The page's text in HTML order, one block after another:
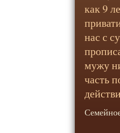
как 9
нас с
мужу
часть